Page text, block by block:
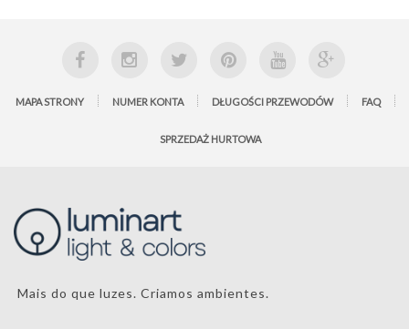
MAPA STRONY NUMER KONTA DŁUGOŚCI PRZEWODÓW FAQ
SPRZEDAŻ HURTOWA
Mais do que luzes. Criamos ambientes.